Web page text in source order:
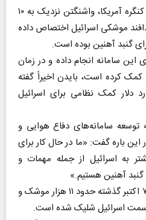
بنا به اعلام سرویس تحقیقات کنگره آمریکا، واشنگتن نزدیک به ۱۰
موشکی اسرائیل اختصاص داده
این سامانه انجام داده و در زمان
کرده است، بایدن اخیراً گفته
کنگره ۱۴.۳ میلیارد دلار کمک نظامی برای اسرائیل
سامانه‌های دفاع هوایی و
باره گفت: «ما در حال کار برای
به اسرائیل از جمله مهمات و
آهنین هستیم.»
ارتش اسرائیل اعلام کرد که از ۷ اکتبر گذشته حدود ۱۱ هزار موشک و
سمت اسرائیل شلیک شده است.